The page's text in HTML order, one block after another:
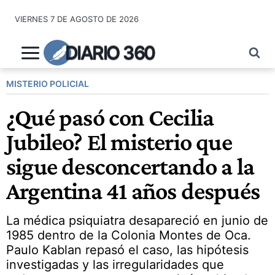
contenido
VIERNES 7 DE AGOSTO DE 2026
DIARIO 360
MISTERIO POLICIAL
¿Qué pasó con Cecilia
Jubileo? El misterio que
sigue desconcertando a la
Argentina 41 años después
La médica psiquiatra desapareció en junio de
1985 dentro de la Colonia Montes de Oca.
Paulo Kablan repasó el caso, las hipótesis
investigadas y las irregularidades que